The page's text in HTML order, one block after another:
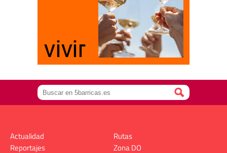
Actualidad
Reportajes
Rutas
Zona DO